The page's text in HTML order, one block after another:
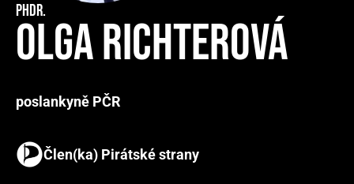
PhDr.
Olga Richterová
poslankyně PČR
Člen(ka) Pirátské strany